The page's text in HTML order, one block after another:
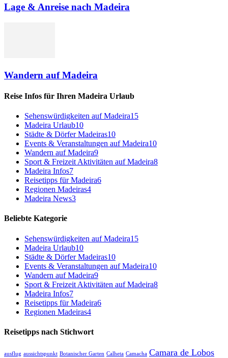
Lage & Anreise nach Madeira
Wandern auf Madeira
Reise Infos für Ihren Madeira Urlaub
Sehenswürdigkeiten auf Madeira15
Madeira Urlaub10
Städte & Dörfer Madeiras10
Events & Veranstaltungen auf Madeira10
Wandern auf Madeira9
Sport & Freizeit Aktivitäten auf Madeira8
Madeira Infos7
Reisetipps für Madeira6
Regionen Madeiras4
Madeira News3
Beliebte Kategorie
Sehenswürdigkeiten auf Madeira15
Madeira Urlaub10
Städte & Dörfer Madeiras10
Events & Veranstaltungen auf Madeira10
Wandern auf Madeira9
Sport & Freizeit Aktivitäten auf Madeira8
Madeira Infos7
Reisetipps für Madeira6
Regionen Madeiras4
Reisetipps nach Stichwort
ausflug aussichtspunkt Botanischer Garten Calheta Camacha Camara de Lobos